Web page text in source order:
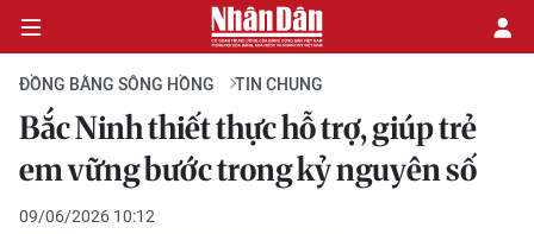
CHÍNH TRỊ
KINH TẾ
ĐỒNG BẰNG SÔNG HỒNG TIN CHUNG
Bắc Ninh thiết thực hỗ trợ, giúp trẻ
em vững bước trong kỷ nguyên số
09/06/2026 10:12